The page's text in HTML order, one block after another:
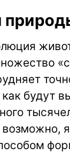
будут